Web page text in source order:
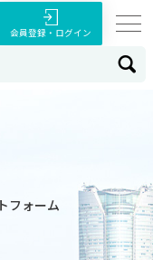
会員登録・ログイン
フォーム